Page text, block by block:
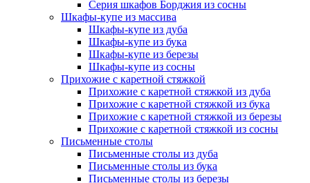
Серия шкафов Борджия из сосны
Шкафы-купе из массива
Шкафы-купе из дуба
Шкафы-купе из бука
Шкафы-купе из березы
Шкафы-купе из сосны
Прихожие с каретной стяжкой
Прихожие с каретной стяжкой из дуба
Прихожие с каретной стяжкой из бука
Прихожие с каретной стяжкой из березы
Прихожие с каретной стяжкой из сосны
Письменные столы
Письменные столы из дуба
Письменные столы из бука
Письменные столы из березы